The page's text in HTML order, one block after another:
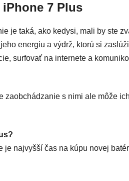
7 Plus
je taká, ako kedysi, mali by ste
energiu a výdrž, ktorú si
surfovať na internete a
zaobchádzanie s nimi ale môže ich
je najvyšší čas na kúpu novej